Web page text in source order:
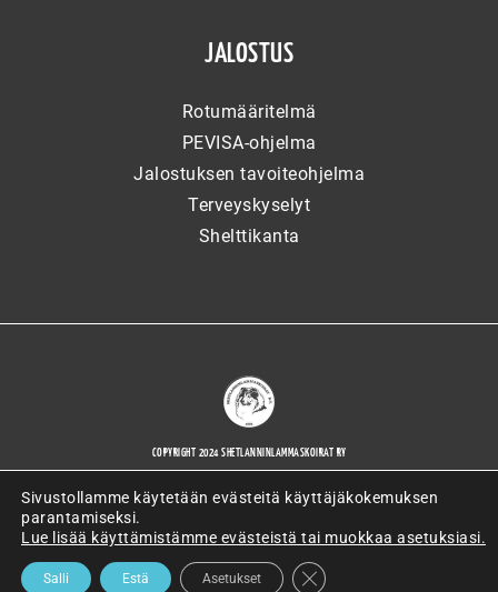
JALOSTUS
Rotumääritelmä
PEVISA-ohjelma
Jalostuksen tavoiteohjelma
Terveyskyselyt
Shelttikanta
COPYRIGHT 2024 SHETLANNINLAMMASKOIRAT RY
Sivustollamme käytetään evästeitä käyttäjäkokemuksen
parantamiseksi.
Lue lisää käyttämistämme evästeistä tai muokkaa asetuksiasi.
Salli Estä Asetukset SULJE EVÄSTEBANNERI